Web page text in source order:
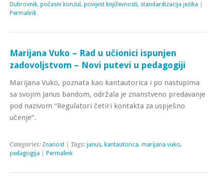
Dubrovnik, počasni konzul , povijest književnosti, standardizacija jezika
Permalink
Marijana Vuko – Rad u učionici ispunjen
zadovoljstvom – Novi putevi u pedagogiji
Marijana Vuko, poznata kao kantautorica i po nastupima
sa svojim Janus bandom, održala je znanstveno predavanje
pod nazivom “Regulatori četiri kontakta za uspješno
učenje”.
Categories: Znanost | Tags: janus, kantautorica, marijana vuko,
pedagogija
Permalink